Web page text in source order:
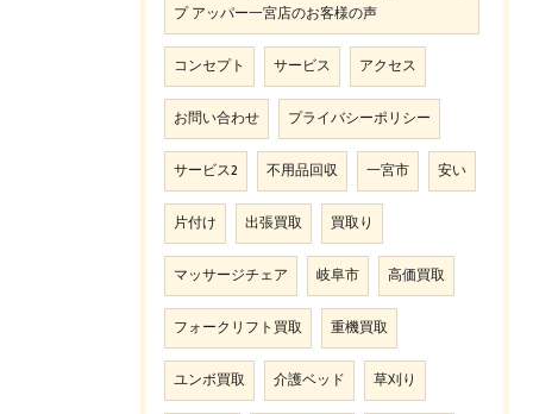
プ アッパー一宮店のお客様の声
コンセプト サービス アクセス
お問い合わせ プライバシーポリシー
サービス2 不用品回収 一宮市 安い
片付け 出張買取 買取り
マッサージチェア 岐阜市 高価買取
フォークリフト買取 重機買取
ユンボ買取 介護ベッド 草刈り